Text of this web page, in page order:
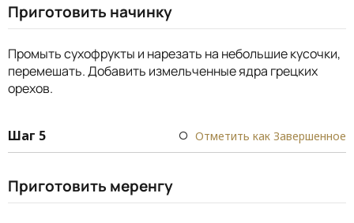
Приготовить начинку
Промыть сухофрукты и нарезать на небольшие кусочки,
перемешать. Добавить измельченные ядра грецких
орехов.
Шаг 5 Отметить как Завершенное
Приготовить меренгу